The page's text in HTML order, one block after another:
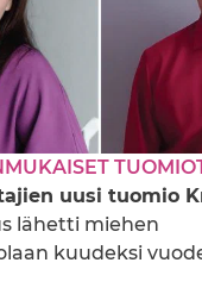
uusi tuomio
lähetti miehen
kuudeksi